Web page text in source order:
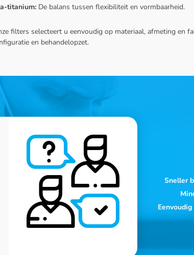
titanium: De balans tussen flexibiliteit en vormbaarheid.
filters selecteert u eenvoudig op materiaal, afmeting en
en behandelopzet.
Sneller